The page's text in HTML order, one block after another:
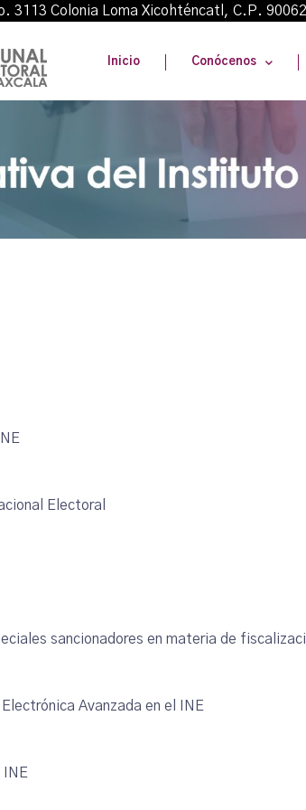
3113 Colonia Loma Xicohténcatl,
Inicio Conócenos
Electoral
sancionadores en materia de
Avanzada en el INE
INE